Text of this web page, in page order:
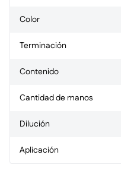
Color
Terminación
Contenido
Cantidad de manos
Dilución
Aplicación